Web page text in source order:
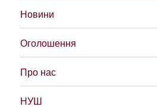
Новини
Оголошення
Про нас
НУШ